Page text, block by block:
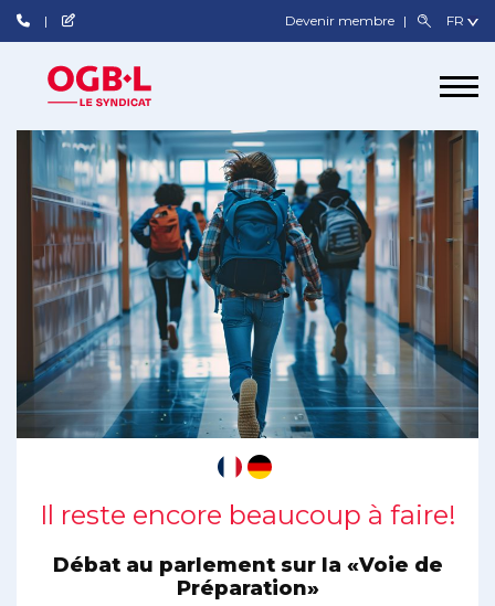
Devenir membre
Il reste encore beaucoup à faire!
Débat au parlement sur la «Voie de
Préparation»